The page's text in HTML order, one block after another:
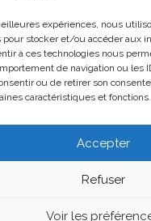
expériences, nous
stocker et/ou accéder aux
à ces technologies nous
de navigation ou les
ou de retirer son
caractéristiques et fonctions.
Accepter
Refuser
Voir les
terrain à batir
légales